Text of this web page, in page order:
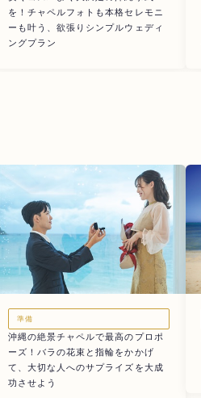
を！チャペルフォトも本格セレモニ
ーも叶う、欲張りシンプルウェディ
ングプラン
準備
沖縄の絶景チャペルで最高のプロポ
ーズ！バラの花束と指輪をかかげ
て、大切な人へのサプライズを大成
功させよう